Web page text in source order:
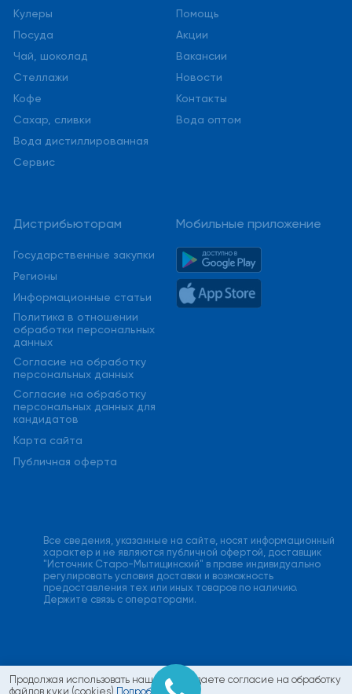
Кулеры
Посуда
Чай, шоколад
Стеллажи
Кофе
Сахар, сливки
Вода дистиллированная
Сервис
Помощь
Акции
Вакансии
Новости
Контакты
Вода оптом
Дистрибьюторам
Государственные закупки
Регионы
Информационные статьи
Политика в отношении
обработки персональных
данных
Cогласие на обработку
персональных данных
Cогласие на обработку
персональных данных для
кандидатов
Карта сайта
Публичная оферта
Мобильные приложение
Все сведения, указанные на сайте, носят информационный
характер и не являются публичной офертой, доставщик
"Источник Старо-Мытищинский" в праве индивидуально
регулировать условия доставки и возможность
предоставления тех или иных товаров по наличию.
Держите связь с операторами.
Продолжая использовать наш сайт, вы даете согласие на обработку
файлов куки (cookies) Подробнее